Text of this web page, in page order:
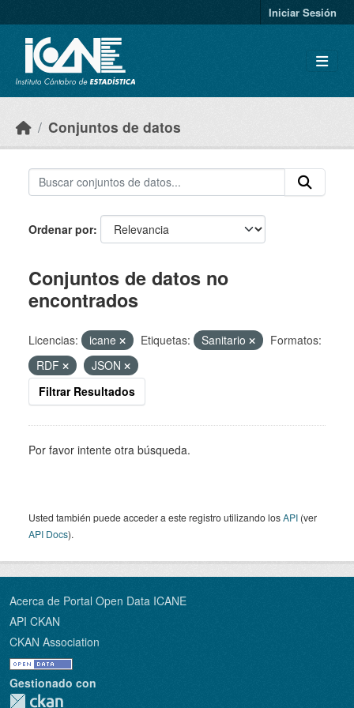
Iniciar Sesión
Conjuntos de datos
Ordenar por
Conjuntos de datos no
encontrados
Licencias: icane Etiquetas: Sanitario
Formatos:
RDF
JSON
Filtrar Resultados
Por favor intente otra búsqueda.
Usted también puede acceder a este registro utilizando losAPI (ver
API Docs).
Acerca de Portal Open Data ICANE
API CKAN
CKAN Association
Gestionado con